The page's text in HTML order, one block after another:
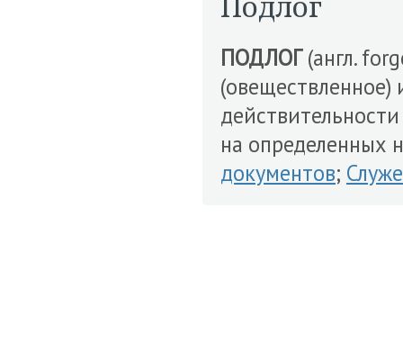
ПОДЛОГ(англ.
(овеществленное)
на определенных
документов;